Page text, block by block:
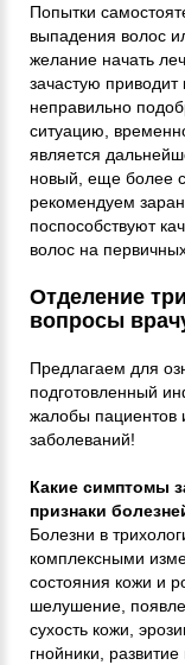
Попытки
выпадения волос
желание начать
зачастую
неправильно
ситуацию,
является
новый, еще более
рекомендуем
поспособствуют
волос на
Отделение
вопросы
Предлагаем для
подготовленный
жалобы пациентов
заболеваний!
Какие симптомы
признаки
Болезни в
комплексными
состояния кожи и
шелушение,
сухость кожи,
гнойники,